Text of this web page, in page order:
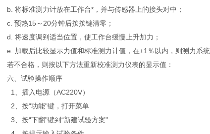
b. 将标准测力计放在工作台*，并与传感器上的接头对中；
c. 预热15～20分钟后按按键清零；
d. 将速度调到适当位置，使工作台缓慢上升加力；
e. 加载后比较显示力值和标准测力计值，在±1％以内，则测力系
若不合格，则按以下方法重新校准测力仪表的显示值：
六、试验操作顺序
1、插入电源（AC220V）
2、按“功能"键，打开菜单
3、按“下翻"键到“新建试验方案"